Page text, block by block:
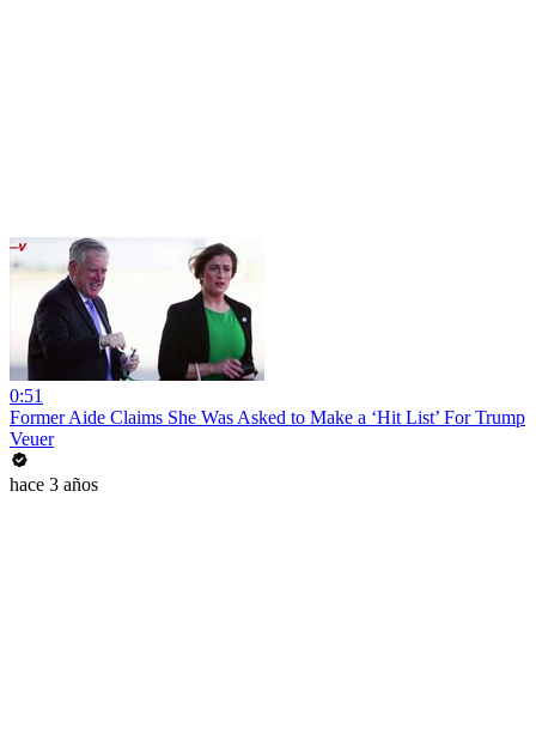
0:51
Former Aide Claims She Was Asked to Make a ‘Hit List’ For Trump
Veuer
hace 3 años